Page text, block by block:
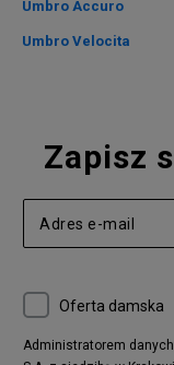
Umbro Accuro
Umbro Velocita
Zapisz
Oferta damska
Administratorem